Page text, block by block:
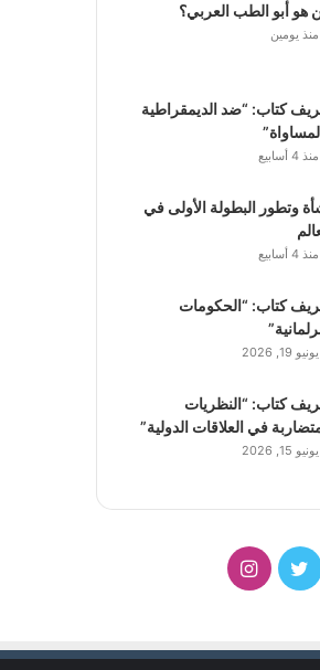
هو أبو الطب العربي؟
منذ يومين
كتاب: “ضد الديمقراطية
منذ 4 أسابيع
وتطور البطولة الأولى في
منذ 4 أسابيع
كتاب: “الحكومات
يونيو 19, 2026
كتاب: “النظريات
في العلاقات الدولية”
يونيو 15, 2026
تويتر انستقرام